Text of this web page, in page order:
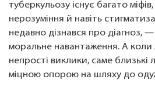
туберкульозу існує багато
нерозуміння й навіть
недавно дізнався про діагноз,
моральне навантаження. А коли
непрості виклики, саме
міцною опорою на шляху до